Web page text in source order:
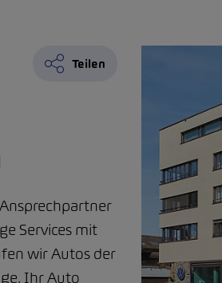
Teilen
Services mit
wir Autos der
Ihr Auto